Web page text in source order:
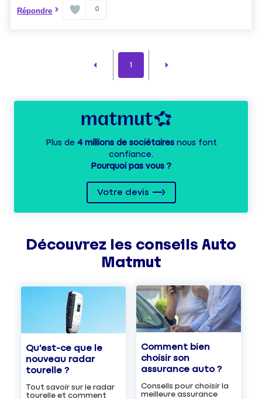
Répondre 0
1
Plus de 4 millions de sociétairesnous font
confiance.
Pourquoi pas vous ?
Votre devis
Découvrez les conseils Auto
Matmut
Qu'est-ce que le
nouveau radar
tourelle ?
Tout savoir sur le radar
tourelle et comment
Comment bien
choisir son
assurance auto ?
Conseils pour choisir la
meilleure assurance